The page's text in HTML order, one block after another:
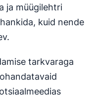
ja müügilehtri
kuid nende
tarkvaraga